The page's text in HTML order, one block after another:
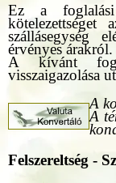
Ez a
szállásegység
érvényes árakról.
A kívánt
visszaigazolása
A
A
Felszereltség -